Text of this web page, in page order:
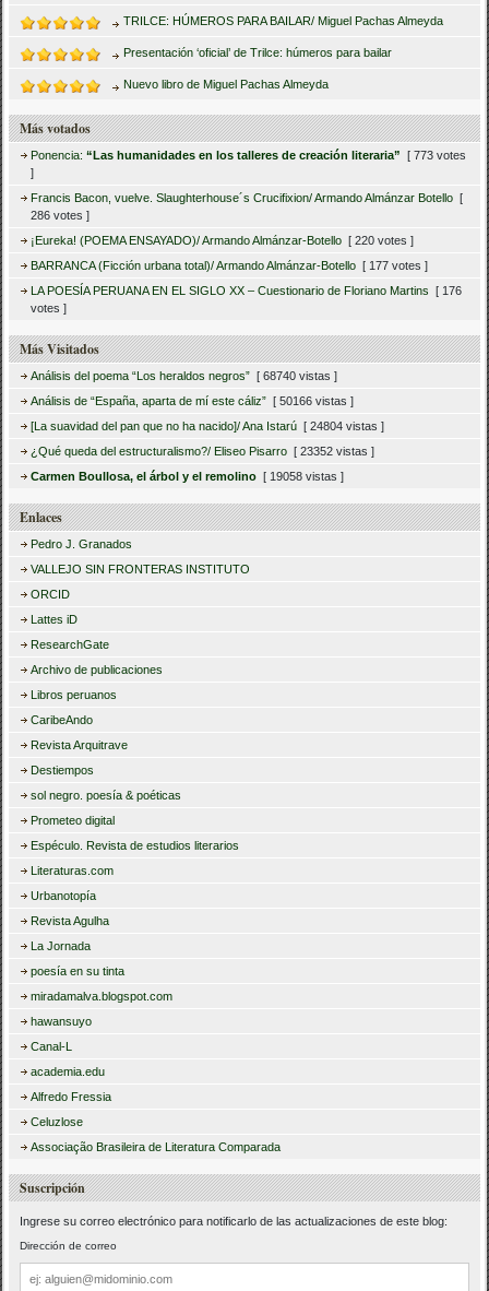
TRILCE: HÚMEROS PARA BAILAR/ Miguel Pachas Almeyda
Presentación ‘oficial’ de Trilce: húmeros para bailar
Nuevo libro de Miguel Pachas Almeyda
Más votados
Ponencia:“Las humanidades en los talleres de creación literaria”
[ 773 votes
]
Francis Bacon, vuelve. Slaughterhouse´s Crucifixion/ Armando Almánzar Botello [
286 votes ]
¡Eureka! (POEMA ENSAYADO)/ Armando Almánzar-Botello [ 220 votes ]
BARRANCA (Ficción urbana total)/ Armando Almánzar-Botello [ 177 votes ]
LA POESÍA PERUANA EN EL SIGLO XX – Cuestionario de Floriano Martins
[ 176
votes ]
Más Visitados
Análisis del poema “Los heraldos negros” [ 68740 vistas ]
Análisis de “España, aparta de mí este cáliz” [ 50166 vistas ]
[La suavidad del pan que no ha nacido]/ Ana Istarú [ 24804 vistas ]
¿Qué queda del estructuralismo?/ Eliseo Pisarro [ 23352 vistas ]
Carmen Boullosa, el árbol y el remolino [ 19058 vistas ]
Enlaces
Pedro J. Granados
VALLEJO SIN FRONTERAS INSTITUTO
ORCID
Lattes iD
ResearchGate
Archivo de publicaciones
Libros peruanos
CaribeAndo
Revista Arquitrave
Destiempos
sol negro. poesía & poéticas
Prometeo digital
Espéculo. Revista de estudios literarios
Literaturas.com
Urbanotopía
Revista Agulha
La Jornada
poesía en su tinta
miradamalva.blogspot.com
hawansuyo
Canal-L
academia.edu
Alfredo Fressia
Celuzlose
Associação Brasileira de Literatura Comparada
Suscripción
Ingrese su correo electrónico para notificarlo de las actualizaciones de este blog:
Dirección de correo
Dirección
de
correo